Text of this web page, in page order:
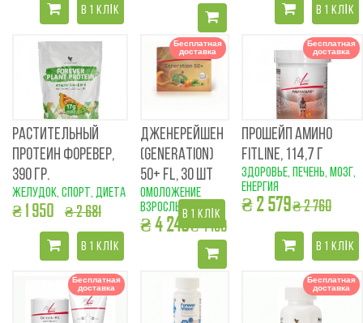
В 1 КЛІК В 1 КЛІК
РАСТИТЕЛЬНЫЙ
ПРОТЕИН ФОРЕВЕР,
390 ГР.
желудок, спорт, диета
₴ 1 950 ₴ 2 681
В 1 КЛІК
Бесплатная
доставка
ДЖЕНЕРЕЙШЕН
(GENERATION)
50+ FL, 30 ШТ
омоложение
взрослым
₴ 4 249₴ 4 190
В 1 КЛІК
Бесплатная
доставка
ПРОШЕЙП АМИНО
FITLINE, 114,7 Г
здоровье, печень, мозг,
енергия
₴ 2 579₴ 2 760
В 1 КЛІК
Бесплатная
доставка
Бесплатная
доставка